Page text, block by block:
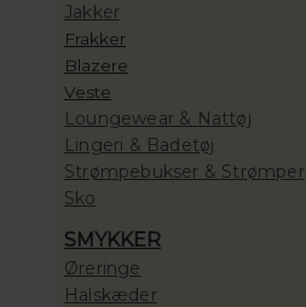
Jakker
Frakker
Blazere
Veste
Loungewear & Nattøj
Lingeri & Badetøj
Strømpebukser & Strømper
Sko
SMYKKER
Øreringe
Halskæder